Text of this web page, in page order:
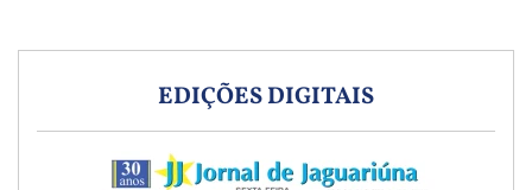
EDIÇÕES DIGITAIS